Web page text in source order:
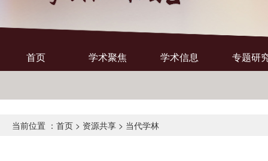
首页 学术聚焦 学术信息 专题研
当前位置 ： 首页 > 资源共享 > 当代学林